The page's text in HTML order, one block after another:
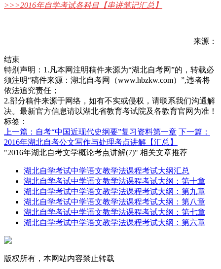
>>>2016年自学考试各科目【串讲笔记汇总】
来源：
结束
特别声明：1.凡本网注明稿件来源为“湖北自考网”的，转载必
须注明“稿件来源：湖北自考网（www.hbzkw.com）”,违者将
依法追究责任；
2.部分稿件来源于网络，如有不实或侵权，请联系我们沟通解
决。最新官方信息请以湖北省教育考试院及各教育官网为准！
标签：
上一篇：自考“中国近现代史纲要”复习资料第一章 下一篇：
2016年湖北自考公文写作与处理考点讲解【汇总】
"2016年湖北自考文学概论考点讲解(7)" 相关文章推荐
湖北自学考试中学语文教学法课程考试大纲汇总
湖北自学考试中学语文教学法课程考试大纲：第十章
湖北自学考试中学语文教学法课程考试大纲：第九章
湖北自学考试中学语文教学法课程考试大纲：第八章
湖北自学考试中学语文教学法课程考试大纲：第七章
湖北自学考试中学语文教学法课程考试大纲：第六章
版权所有，本网站内容禁止转载